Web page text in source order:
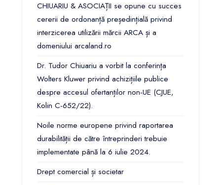
CHIUARIU & ASOCIAȚII se opune cu succes
cererii de ordonanță președințială privind
interzicerea utilizării mărcii ARCA și a
domeniului arcaland.ro
Dr. Tudor Chiuariu a vorbit la conferința
Wolters Kluwer privind achizițiile publice
despre accesul ofertanților non-UE (CJUE,
Kolin C-652/22).
Noile norme europene privind raportarea
durabilității de către întreprinderi trebuie
implementate până la 6 iulie 2024.
Drept comercial și societar